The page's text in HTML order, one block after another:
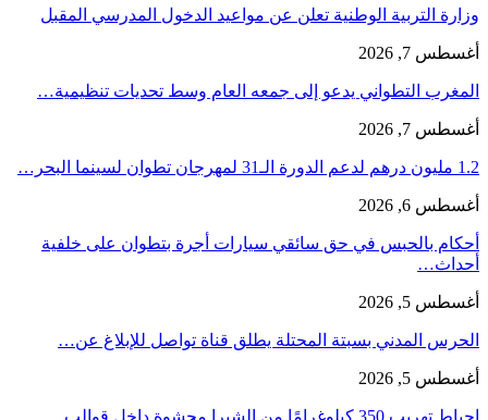
وزارة التربية الوطنية تعلن عن مواعيد الدخول المدرسي المقبل
أغسطس 7, 2026
المغرب التطواني يدعو إلى جمعه العام وسط تحديات تنظيمية…
أغسطس 7, 2026
1.2 مليون درهم لدعم الدورة الـ31 لمهرجان تطوان لسينما البحر…
أغسطس 6, 2026
أحكام بالحبس في حق سائقي سيارات أجرة بتطوان على خلفية
أحداث…
أغسطس 5, 2026
الحرس المدني بسبتة المحتلة يطلق قناة تواصل للإبلاغ عن…
أغسطس 5, 2026
إحباط تهريب 350 كيلوغرامًا من الشيرا محشوة داخل قوالب…